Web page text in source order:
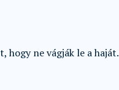
ne vágják le a haját.